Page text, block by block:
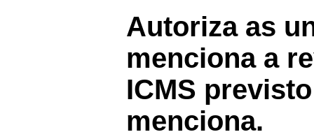
Autoriza as
menciona a
ICMS
menciona.